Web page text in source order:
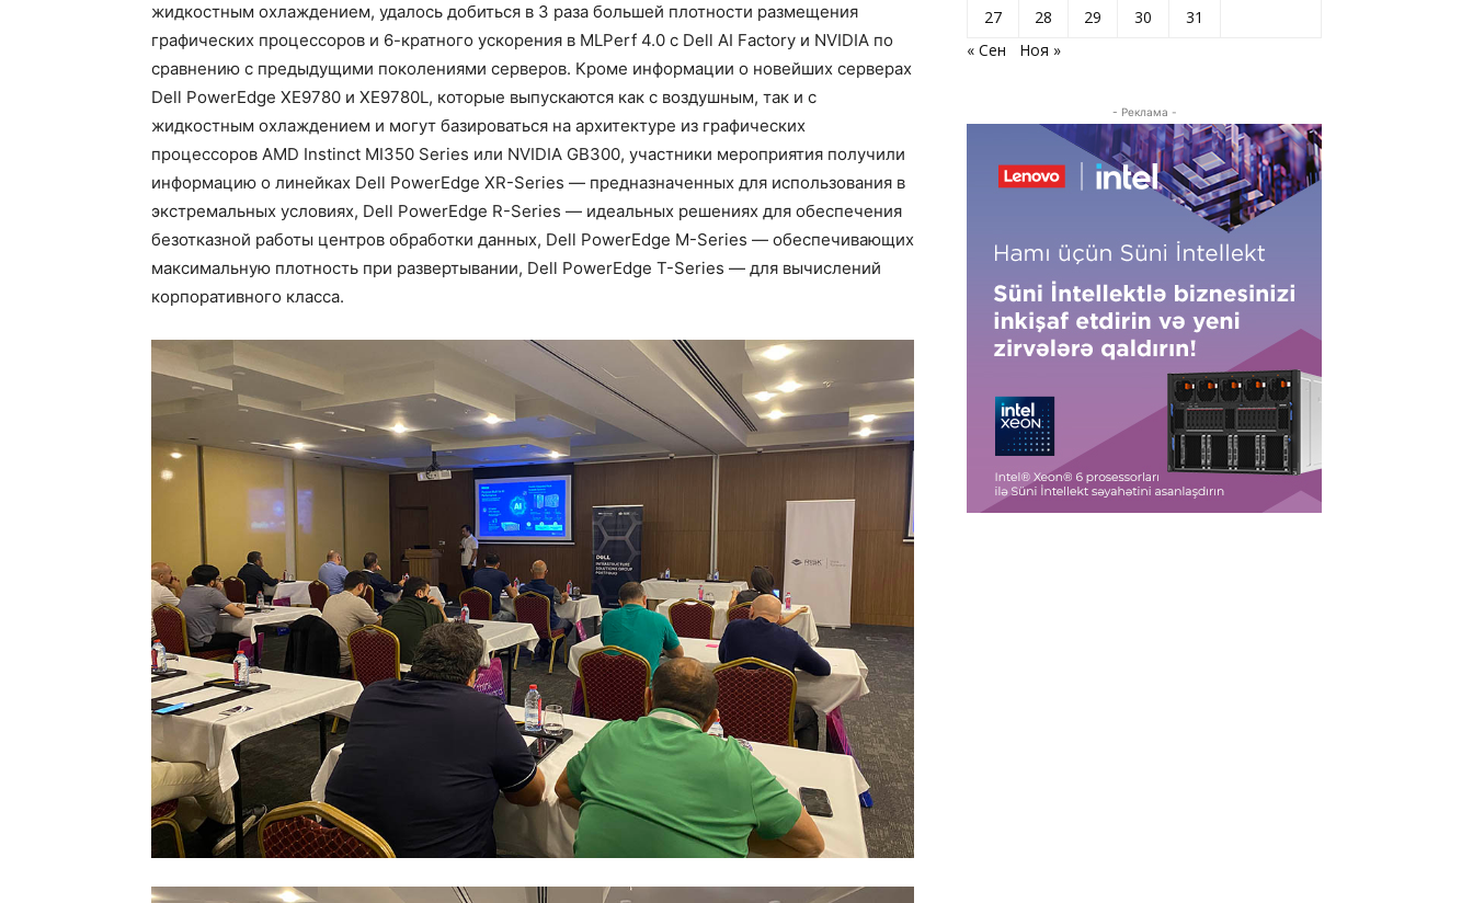
жидкостным охлаждением, удалось добиться в 3 раза большей плотности размещения
графических процессоров и 6-кратного ускорения в MLPerf 4.0 с Dell AI Factory и NVIDIA по
сравнению с предыдущими поколениями серверов. Кроме информации о новейших серверах
Dell PowerEdge XE9780 и XE9780L, которые выпускаются как с воздушным, так и с
жидкостным охлаждением и могут базироваться на архитектуре из графических
процессоров AMD Instinct MI350 Series или NVIDIA GB300, участники мероприятия получили
информацию о линейках Dell PowerEdge XR-Series — предназначенных для использования в
экстремальных условиях, Dell PowerEdge R-Series — идеальных решениях для обеспечения
безотказной работы центров обработки данных, Dell PowerEdge M-Series — обеспечивающих
максимальную плотность при развертывании, Dell PowerEdge T-Series — для вычислений
корпоративного класса.
27
28 29 30
31
« Сен
Ноя »
- Реклама -